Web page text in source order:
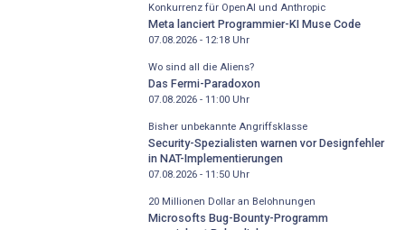
Konkurrenz für OpenAI und Anthropic
Meta lanciert Programmier-KI Muse Code
07.08.2026 - 12:18Uhr
Wo sind all die Aliens?
Das Fermi-Paradoxon
07.08.2026 - 11:00Uhr
Bisher unbekannte Angriffsklasse
Security-Spezialisten warnen vor Designfehler
in NAT-Implementierungen
07.08.2026 - 11:50Uhr
20 Millionen Dollar an Belohnungen
Microsofts Bug-Bounty-Programm